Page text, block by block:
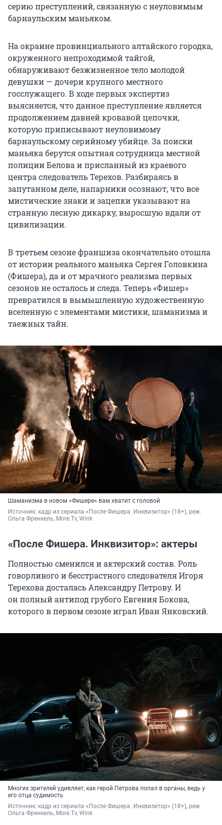
серию преступлений, связанную с неуловимым
барнаульским маньяком.
На окраине провинциального алтайского городка,
окруженного непроходимой тайгой,
обнаруживают безжизненное тело молодой
девушки — дочери крупного местного
госслужащего. В ходе первых экспертиз
выясняется, что данное преступление является
продолжением давней кровавой цепочки,
которую приписывают неуловимому
барнаульскому серийному убийце. За поиски
маньяка берутся опытная сотрудница местной
полиции Белова и присланный из краевого
центра следователь Терехов. Разбираясь в
запутанном деле, напарники осознают, что все
мистические знаки и зацепки указывают на
странную лесную дикарку, выросшую вдали от
цивилизации.
В третьем сезоне франшиза окончательно отошла
от истории реального маньяка Сергея Головкина
(Фишера), да и от мрачного реализма первых
сезонов не осталось и следа. Теперь «Фишер»
превратился в вымышленную художественную
вселенную с элементами мистики, шаманизма и
таежных тайн.
Шаманизма в новом «Фишере» вам хватит с головой
Источник: кадр из сериала «После Фишера. Инквизитор» (18+), реж.
Ольга Френкель, More.Tv, Wink
«После Фишера. Инквизитор»: актеры
Полностью сменился и актерский состав. Роль
говорливого и бесстрастного следователя Игоря
Терехова досталась Александру Петрову. И
он полный антипод грубого Евгения Бокова,
которого в первом сезоне играл Иван Янковский.
Многих зрителей удивляет, как герой Петрова попал в органы, ведь у
его отца судимость
Источник: кадр из сериала «После Фишера. Инквизитор» (18+), реж.
Ольга Френкель, More.Tv, Wink